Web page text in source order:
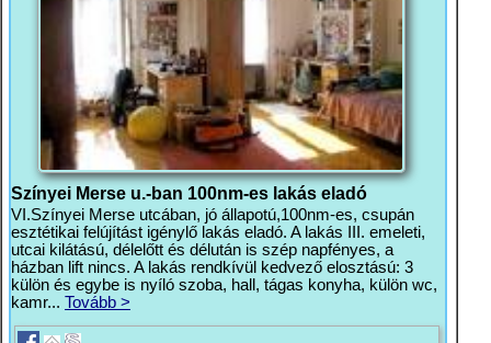
Színyei Merse u.-ban 100nm-es lakás eladó
VI.Színyei Merse utcában, jó állapotú,100nm-es, csupán
esztétikai felújítást igénylő lakás eladó. A lakás III. emeleti,
utcai kilátású, délelőtt és délután is szép napfényes, a
házban lift nincs. A lakás rendkívül kedvező elosztású: 3
külön és egybe is nyíló szoba, hall, tágas konyha, külön wc,
kamr... Tovább >